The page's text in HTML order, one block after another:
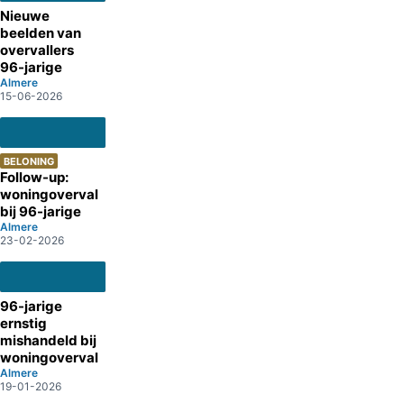
Nieuwe
beelden van
overvallers
96-jarige
Almere
15-06-2026
BELONING
Follow-up:
woningoverval
bij 96-jarige
Almere
23-02-2026
96-jarige
ernstig
mishandeld bij
woningoverval
Almere
19-01-2026